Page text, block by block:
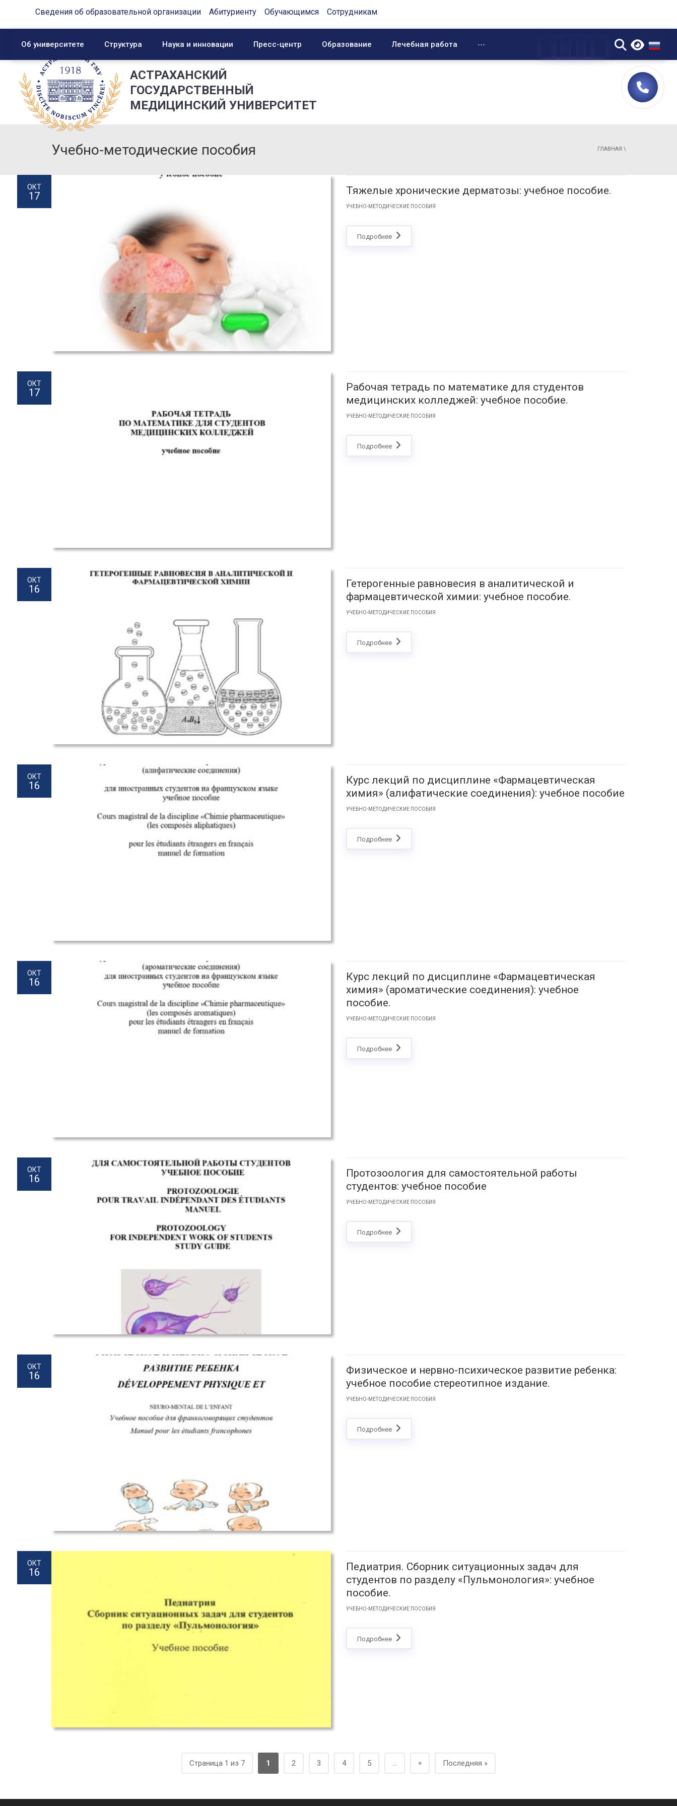
Сведения об образовательной организации Абитуриенту Обучающимся Сотрудникам
Об университете Структура Наука и инновации Пресс-центр Образование Лечебная работа ⋯ ▼
АСТРАХАНСКИЙ
ГОСУДАРСТВЕННЫЙ
МЕДИЦИНСКИЙ УНИВЕРСИТЕТ
Учебно-методические пособия ГЛАВНАЯ \
ОКТ
17 Тяжелые хронические дерматозы: учебное пособие.
УЧЕБНО-МЕТОДИЧЕСКИЕ ПОСОБИЯ
Подробнее
ОКТ
17
Рабочая тетрадь по математике для студентов
медицинских колледжей: учебное пособие.
УЧЕБНО-МЕТОДИЧЕСКИЕ ПОСОБИЯ
Подробнее
ОКТ
16
Гетерогенные равновесия в аналитической и
фармацевтической химии: учебное пособие.
УЧЕБНО-МЕТОДИЧЕСКИЕ ПОСОБИЯ
Подробнее
ОКТ
16
Курс лекций по дисциплине «Фармацевтическая
химия» (алифатические соединения): учебное пособие
УЧЕБНО-МЕТОДИЧЕСКИЕ ПОСОБИЯ
Подробнее
ОКТ
16
Курс лекций по дисциплине «Фармацевтическая
химия» (ароматические соединения): учебное
пособие.
УЧЕБНО-МЕТОДИЧЕСКИЕ ПОСОБИЯ
Подробнее
ОКТ
16
Протозоология для самостоятельной работы
студентов: учебное пособие
УЧЕБНО-МЕТОДИЧЕСКИЕ ПОСОБИЯ
Подробнее
ОКТ
16
Физическое и нервно-психическое развитие ребенка:
учебное пособие стереотипное издание.
УЧЕБНО-МЕТОДИЧЕСКИЕ ПОСОБИЯ
Подробнее
ОКТ
16
Педиатрия. Сборник ситуационных задач для
студентов по разделу «Пульмонология»: учебное
пособие.
УЧЕБНО-МЕТОДИЧЕСКИЕ ПОСОБИЯ
Подробнее
Страница 1 из 7 1 2 3 4 5 ... » Последняя »